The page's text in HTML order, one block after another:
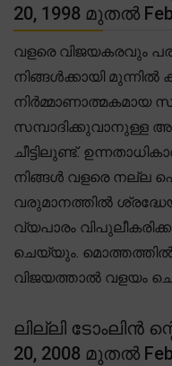
20, 1998 മുതൽ
വളരെ വിജയകരവും
നിങ്ങൾക്കായി മുന്നിൽ
നിർമ്മാണാത്മകമായ
സമ്പാദിക്കുവാനുള്ള
ചീട്ടിലുണ്ട്.
നിങ്ങൾ വളരെ നല്ല
വരുമാനത്തിൽ
വ്യപാരം
ചെയ്യും.
വിജയത്താൽ വളയം
ലില്ലി ടോംലിൻ
20, 2008 മുതൽ